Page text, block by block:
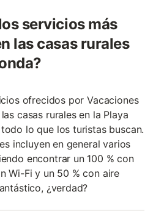
servicios más
las casas rurales
ofrecidos por Vacaciones
casas rurales en la Playa
lo que los turistas buscan.
incluyen en general varios
encontrar un 100 % con
Wi-Fi y un 50 % con aire
¿verdad?